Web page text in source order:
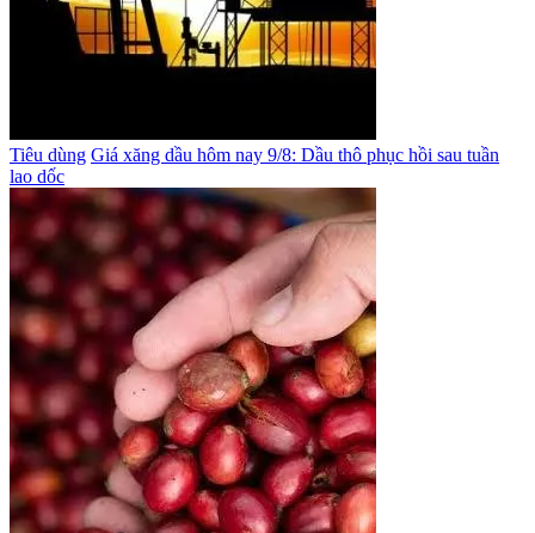
Tiêu dùng Giá xăng dầu hôm nay 9/8: Dầu thô phục hồi sau tuần
lao dốc